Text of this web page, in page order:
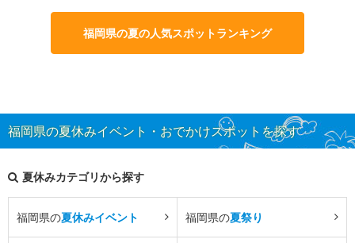
福岡県の夏の人気スポットランキング
福岡県の夏休みイベント・おでかけスポットを探す
夏休みカテゴリから探す
福岡県の夏休みイベント 福岡県の夏祭り